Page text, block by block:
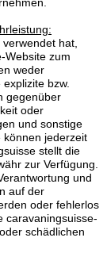
hat,
Website zum
weder
bzw.
gegenüber
oder
und sonstige
können jederzeit
stellt die
zur Verfügung.
und
auf der
oder fehlerlos
caravaningsuisse-
schädlichen